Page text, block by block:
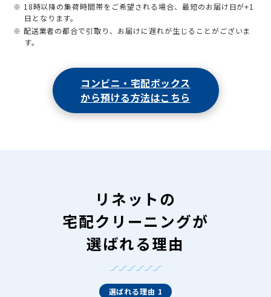
※ 18時以降の集荷時間帯をご希望される場合、最短のお届け日が+1
日となります。
※ 配送業者の都合で引取り、お届けに遅れが生じることがございま
す。
コンビニ・宅配ボックス
から預ける方法はこちら
リネットの
宅配クリーニングが
選ばれる理由
選ばれる理由 1